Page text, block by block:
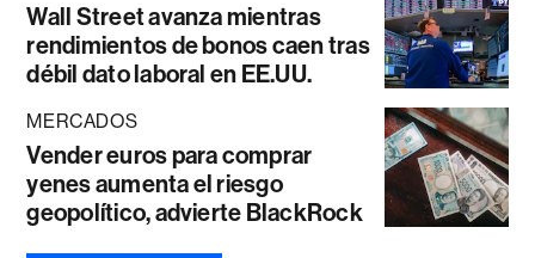
Wall Street avanza mientras
rendimientos de bonos caen tras
débil dato laboral en EE.UU.
MERCADOS
Vender euros para comprar
yenes aumenta el riesgo
geopolítico, advierte BlackRock